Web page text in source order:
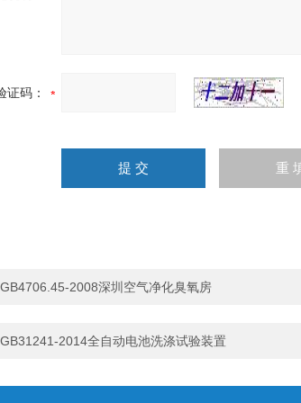
证码：
GB4706.45-2008深圳空气净化臭氧房
GB31241-2014全自动电池洗涤试验装置